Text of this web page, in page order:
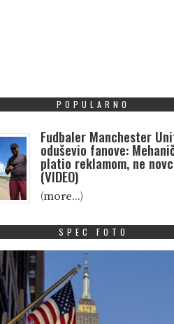
POPULARNO
Fudbaler Manchester
oduševio fanove:
platio reklamom, ne
(VIDEO)
(more…)
SPEC FOTO